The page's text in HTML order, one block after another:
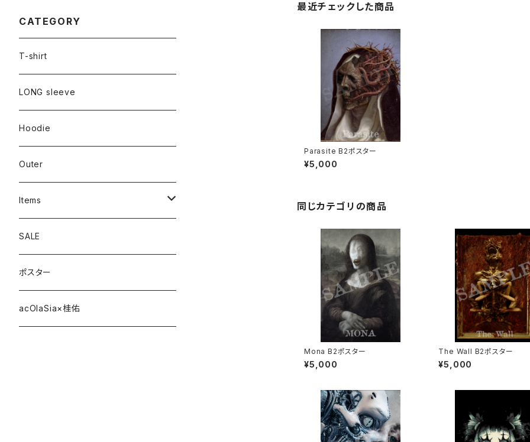
最近チェックした商品
Parasite B2ポスター
¥5,000
同じカテゴリの商品
Mona B2ポスター
¥5,000
The Wall B2ポスター
¥5,000
CATEGORY
T-shirt
LONG sleeve
Hoodie
Outer
Items
Phone Case
cap
strap
SALE
ポスター
acOlaSia×桂佑